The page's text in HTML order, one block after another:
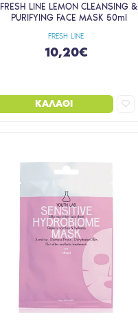
FRESH LINE
FRESH LINE LEMON CLEANSING &
PURIFYING FACE MASK 50ml
10,20€
ΚΑΛΆΘΙ